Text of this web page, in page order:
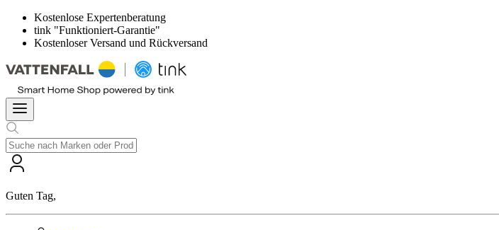
Kostenlose Expertenberatung
tink "Funktioniert-Garantie"
Kostenloser Versand und Rückversand
Guten Tag,